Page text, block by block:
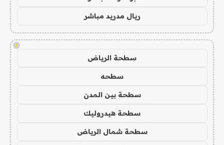
ريال مدريد مباشر
!
سطحة الرياض
سطحه
سطحة بين المدن
سطحة هيدروليك
سطحة شمال الرياض